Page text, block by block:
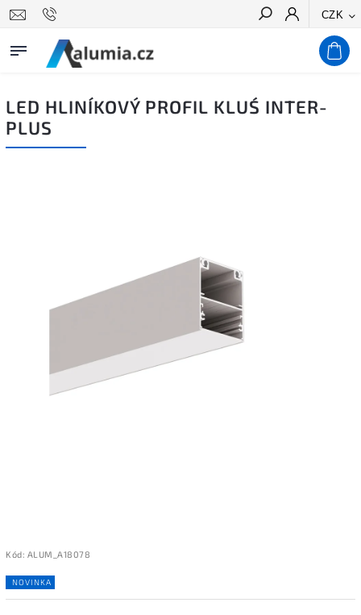
CZK
Hledat
LED HLINÍKOVÝ PROFIL KLUŚ INTER-
PLUS
Kód: ALUM_A18078
NOVINKA